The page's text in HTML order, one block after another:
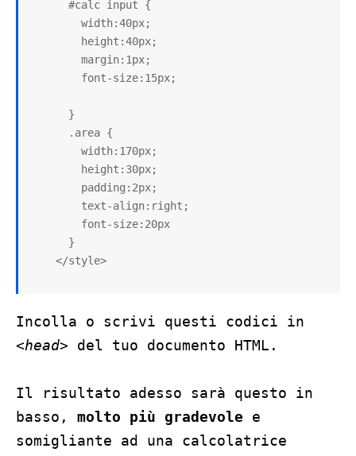
    </style>
Incolla o scrivi questi codici in
<head> del tuo documento HTML.
Il risultato adesso sarà questo in
basso, molto più gradevole e
somigliante ad una calcolatrice